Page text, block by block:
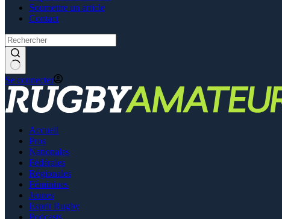
Soumettre un article
Contact
Se connecter
Accueil
Pros
Nationales
Fédérales
Régionales
Féminines
Jeunes
Esprit Rugby
Podcasts